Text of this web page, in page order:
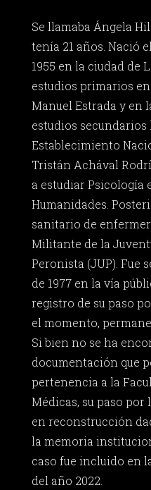
Se llamaba Ángela
tenía 21 años. Nació
1955 en la ciudad de
estudios primarios
Manuel Estrada y en
estudios
Establecimiento
Tristán Achával
a estudiar Psicología
Humanidades.
sanitario de
Militante de la
Peronista (JUP). Fue
de 1977 en la vía
registro de su paso
el momento,
Si bien no se ha
documentación que
pertenencia a la
Médicas, su paso por
en reconstrucción
la memoria
caso fue incluido en
del año 2022.